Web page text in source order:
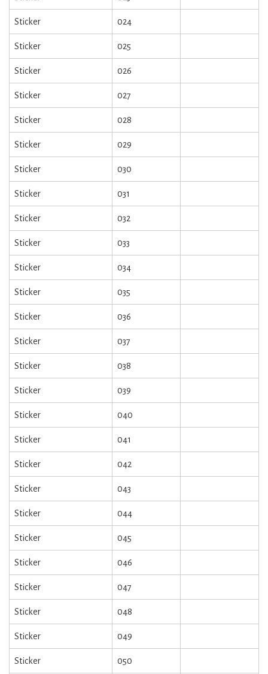
Sticker 024
Sticker 025
Sticker 026
Sticker 027
Sticker 028
Sticker 029
Sticker 030
Sticker 031
Sticker 032
Sticker 033
Sticker 034
Sticker 035
Sticker 036
Sticker 037
Sticker 038
Sticker 039
Sticker 040
Sticker 041
Sticker 042
Sticker 043
Sticker 044
Sticker 045
Sticker 046
Sticker 047
Sticker 048
Sticker 049
Sticker 050